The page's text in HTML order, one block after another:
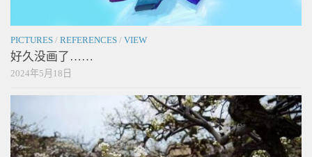
PICTURES / REFERENCES / VIEW
好久没画了……
2024年5月18日